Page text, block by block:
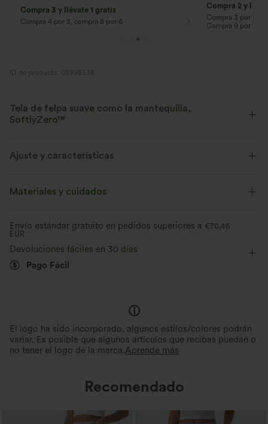
Compra 3 y llévate 1 gratis
Compra 4 por 3, compra 8 por 6
Compra 2 y
Compra 3 por 2,
Compra 9 por 6
ID de producto: 02998338
Tela de felpa suave como la mantequilla,
SoftlyZero™
tecnología que absorbe la humedad para una comodidad que dura todo
el día.
Suave como la mantequilla
Elástico en cuatro direcciones
Evacua la humedad
Ajuste y características
Corte ajustado Sujetador integrado
Bloques de color
Materiales y cuidados
Envío estándar gratuito en pedidos superiores a €70,46
EUR
Devoluciones fáciles en 30 días
Pago Fácil
El logo ha sido incorporado, algunos estilos/colores podrán
variar. Es posible que algunos artículos que recibas puedan o
no tener el logo de la marca.Aprende más
Recomendado